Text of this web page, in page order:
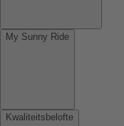
My Sunny Ride
Kwaliteitsbelofte